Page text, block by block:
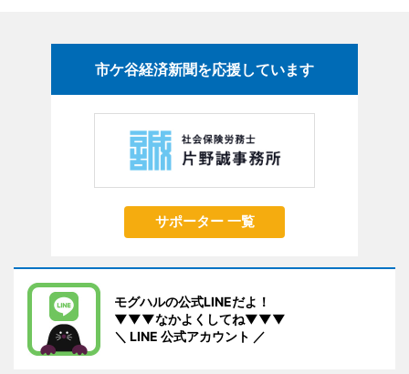
市ケ谷経済新聞を応援しています
サポーター 一覧
モグハルの公式LINEだよ！
▼▼▼なかよくしてね▼▼▼
＼ LINE 公式アカウント ／